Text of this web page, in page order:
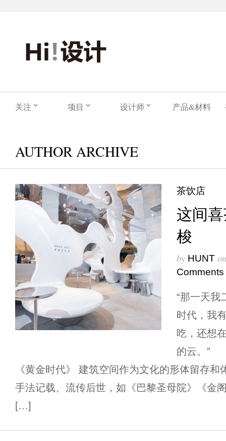
关注 项目 设计师 产品&材料
AUTHOR ARCHIVE
茶饮店
这间
梭
by HUNT
Comments
“那一天我
时代，我
吃，还想
的云
《黄金时代》 建筑空间作为文化的形体留存
手法记载、流传后世，如《巴黎圣母院》《金
[…]